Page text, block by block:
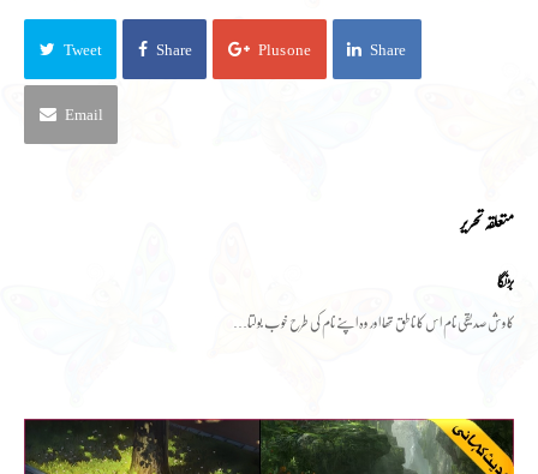
Tweet Share Plus one Share
Email
متعلقہ تحریر
بڑنگا
کاوش صدیقی نام اس کا ناطق تھا اور وہ اپنے نام کی طرح خوب بولتا…